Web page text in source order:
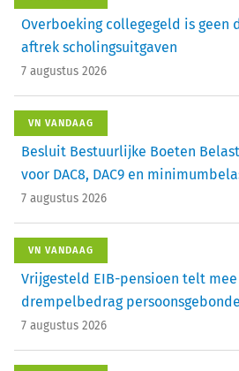
Overboeking collegegeld is geen
aftrek scholingsuitgaven
7 augustus 2026
VN VANDAAG
Besluit Bestuurlijke Boeten
voor DAC8, DAC9 en
7 augustus 2026
VN VANDAAG
Vrijgesteld EIB-pensioen telt
drempelbedrag
7 augustus 2026